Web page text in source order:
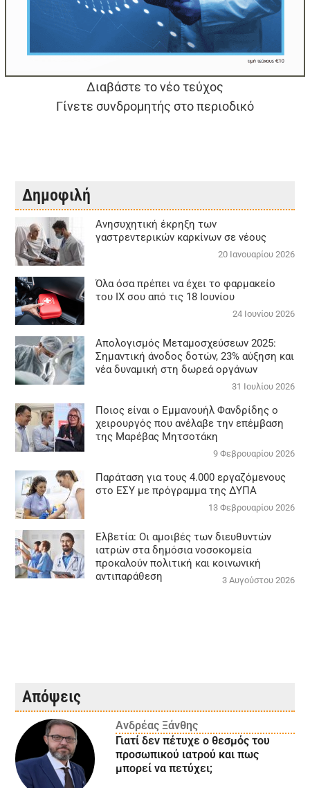
Διαβάστε το νέο τεύχος
Γίνετε συνδρομητής στο περιοδικό
Δημοφιλή
Aνησυχητική έκρηξη των
γαστρεντερικών καρκίνων σε νέους
20 Ιανουαρίου 2026
Όλα όσα πρέπει να έχει το φαρμακείο
του ΙΧ σου από τις 18 Ιουνίου
24 Ιουνίου 2026
Απολογισμός Μεταμοσχεύσεων 2025:
Σημαντική άνοδος δοτών, 23% αύξηση και
νέα δυναμική στη δωρεά οργάνων
31 Ιουλίου 2026
Ποιος είναι ο Εμμανουήλ Φανδρίδης ο
χειρουργός που ανέλαβε την επέμβαση
της Μαρέβας Μητσοτάκη
9 Φεβρουαρίου 2026
Παράταση για τους 4.000 εργαζόμενους
στο ΕΣΥ με πρόγραμμα της ΔΥΠΑ
13 Φεβρουαρίου 2026
Ελβετία: Οι αμοιβές των διευθυντών
ιατρών στα δημόσια νοσοκομεία
προκαλούν πολιτική και κοινωνική
αντιπαράθεση
3 Αυγούστου 2026
Απόψεις
Ανδρέας Ξάνθης
Γιατί δεν πέτυχε ο θεσμός του
προσωπικού ιατρού και πως
μπορεί να πετύχει;